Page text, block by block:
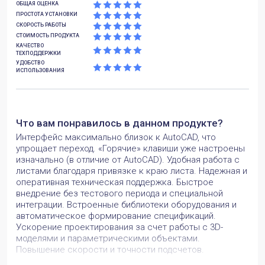
ОБЩАЯ ОЦЕНКА
ПРОСТОТА УСТАНОВКИ
СКОРОСТЬ РАБОТЫ
СТОИМОСТЬ ПРОДУКТА
КАЧЕСТВО
ТЕХПОДДЕРЖКИ
УДОБСТВО
ИСПОЛЬЗОВАНИЯ
Что вам понравилось в данном продукте?
Интерфейс максимально близок к AutoCAD, что
упрощает переход. «Горячие» клавиши уже настроены
изначально (в отличие от AutoCAD). Удобная работа с
листами благодаря привязке к краю листа. Надежная и
оперативная техническая поддержка. Быстрое
внедрение без тестового периода и специальной
интеграции. Встроенные библиотеки оборудования и
автоматическое формирование спецификаций.
Ускорение проектирования за счет работы с 3D-
моделями и параметрическими объектами.
Повышение скорости и точности подсчетов.